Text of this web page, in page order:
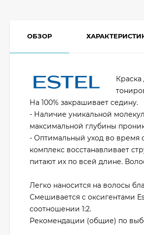
ОБЗОР
Краска
На 100% закрашивает седину.
- Наличие уникальной
максимальной глубины
- Оптимальный уход во время
комплекс восстанавливает
питают их по всей длине.
Легко наносится на волосы
Смешивается с оксигентами
соотношении 1:2.
Рекомендации (общие) по